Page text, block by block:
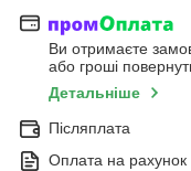
Ви отримаєте
або гроші
Детальніше
Післяплата
Оплата на рахунок